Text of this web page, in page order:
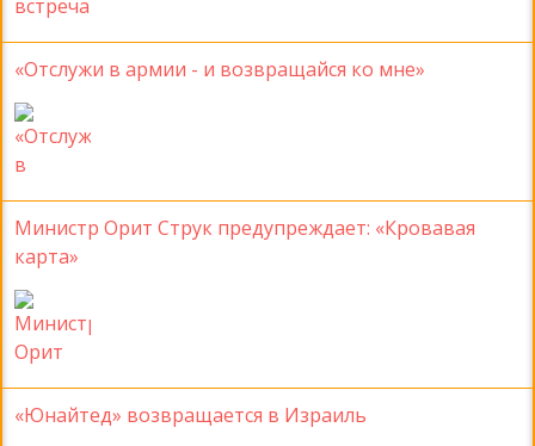
«Отслужи в армии - и возвращайся ко мне»
Министр Орит Струк предупреждает: «Кровавая
карта»
«Юнайтед» возвращается в Израиль